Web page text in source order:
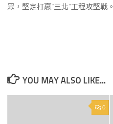
眾，堅定打贏“三北”工程攻堅戰。
YOU MAY ALSO LIKE...
0